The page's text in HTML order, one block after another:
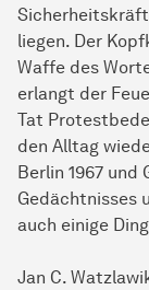
liegen. Der
Waffe des
erlangt der
Tat
den Alltag
Berlin 1967 und
Gedächtnisses
auch einige
Jan C.